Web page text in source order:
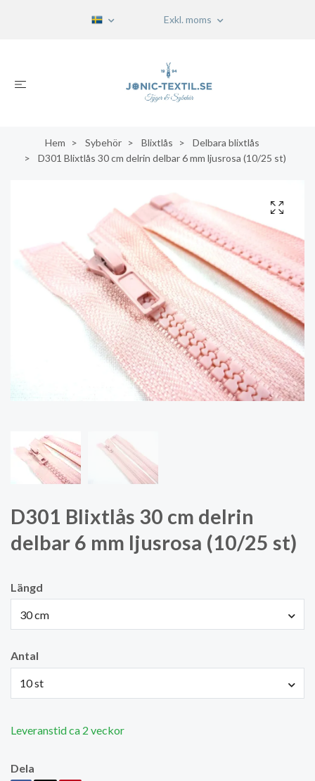
Exkl. moms
Hem Sybehör Blixtlås
Delbara blixtlås
D301 Blixtlås 30 cm delrin delbar 6 mm ljusrosa (10/25 st)
D301 Blixtlås 30 cm delrin
delbar 6 mm ljusrosa (10/25 st)
Längd
30 cm
Antal
10 st
Leveranstid ca 2 veckor
Dela